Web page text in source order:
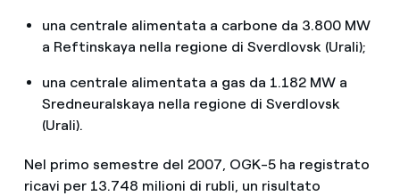
una centrale alimentata a carbone da 3.800 MW
a Reftinskaya nella regione di Sverdlovsk (Urali);
una centrale alimentata a gas da 1.182 MW a
Sredneuralskaya nella regione di Sverdlovsk
(Urali).
Nel primo semestre del 2007, OGK-5 ha registrato
ricavi per 13.748 milioni di rubli, un risultato